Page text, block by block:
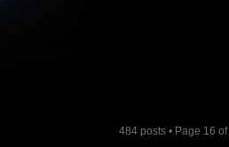
484 posts • Page 16 of